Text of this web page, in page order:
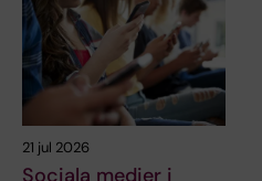
21 jul 2026
Sociala medier i